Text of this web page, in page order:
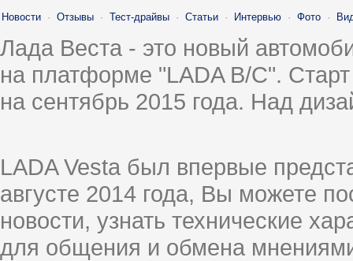
Новости · Отзывы · Тест-драйвы · Статьи · Интервью · Фото ·
Лада Веста - это новый
на платформе "LADA B/C".
на сентябрь 2015 года. Над
LADA Vesta был впервые
августе 2014 года, Вы можете
новости, узнать технические
для общения и обмена